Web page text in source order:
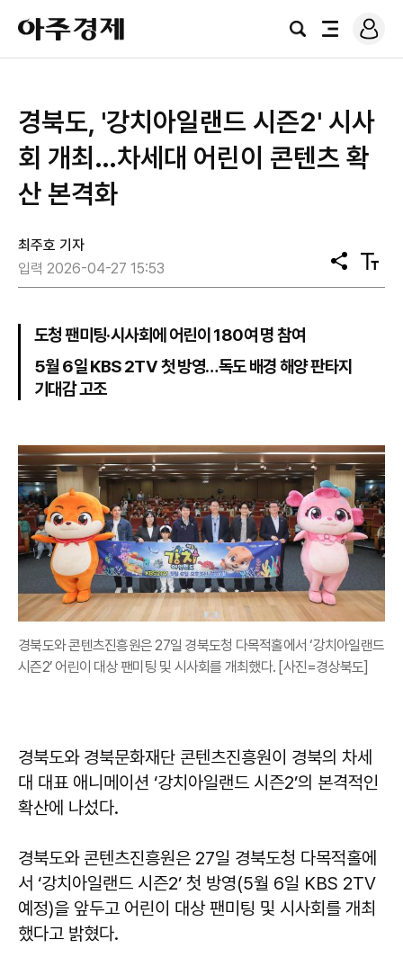
아
주
경
검
전
로
그
경북도, '강치아일랜드 시즌2' 시사
회 개최…차세대 어린이 콘텐츠 확
산 본격화
최주호 기자
입력 2026-04-27 15:53
공
유
텍
스
도청 팬미팅·시사회에 어린이 180여 명 참여
5월 6일 KBS 2TV 첫 방영…독도 배경 해양 판타지
기대감 고조
경북도와 콘텐츠진흥원은 27일 경북도청 다목적홀에서 ‘강치아일랜드
시즌2’ 어린이 대상 팬미팅 및 시사회를 개최했다. [사진=경상북도]
경북도와 경북문화재단 콘텐츠진흥원이 경북의 차세
대 대표 애니메이션 ‘강치아일랜드 시즌2’의 본격적인
확산에 나섰다.
경북도와 콘텐츠진흥원은 27일 경북도청 다목적홀에
서 ‘강치아일랜드 시즌2’ 첫 방영(5월 6일 KBS 2TV
예정)을 앞두고 어린이 대상 팬미팅 및 시사회를 개최
했다고 밝혔다.